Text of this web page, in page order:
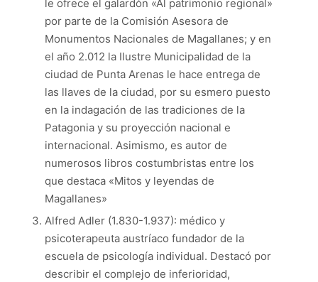
le ofrece el galardón «Al patrimonio regional »
por parte de la Comisión Asesora de
Monumentos Nacionales de Magallanes; y en
el año 2.012 la Ilustre Municipalidad de la
ciudad de Punta Arenas le hace entrega de
las llaves de la ciudad, por su esmero puesto
en la indagación de las tradiciones de la
Patagonia y su proyección nacional e
internacional. Asimismo, es autor de
numerosos libros costumbristas entre los
que destaca «Mitos y leyendas de
Magallanes»
Alfred Adler (1.830-1.937): médico y
psicoterapeuta austríaco fundador de la
escuela de psicología individual. Destacó por
describir el complejo de inferioridad,